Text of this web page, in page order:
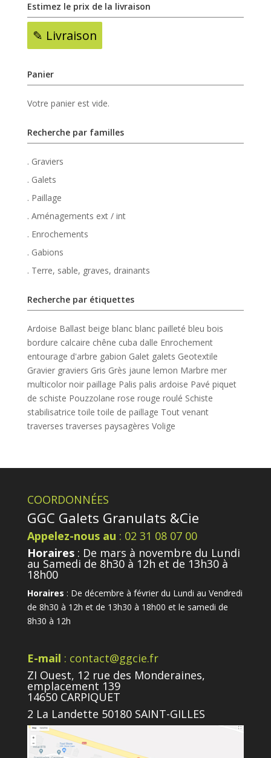
Estimez le prix de la livraison
✎ Livraison
Panier
Votre panier est vide.
Recherche par familles
. Graviers
. Galets
. Paillage
. Aménagements ext / int
. Enrochements
. Gabions
. Terre, sable, graves, drainants
Recherche par étiquettes
Ardoise Ballast beige blanc blanc pailleté bleu bois
bordure calcaire chêne cuba dalle Enrochement
entourage d'arbre gabion Galet galets Geotextile
Gravier graviers Gris Grès jaune lemon Marbre mer
multicolor noir paillage Palis palis ardoise Pavé piquet
de schiste Pouzzolane rose rouge roulé Schiste
stabilisatrice toile toile de paillage Tout venant
traverses traverses paysagères Volige
COORDONNÉES
GGC Galets Granulats &Cie
Appelez-nous au : 02 31 08 07 00
Horaires: De mars à novembre du Lundi
au Samedi de 8h30 à 12h et de 13h30 à
18h00
Horaires : De décembre à février du Lundi au Vendredi
de 8h30 à 12h et de 13h30 à 18h00 et le samedi de
8h30 à 12h
E-mail : contact@ggcie.fr
ZI Ouest, 12 rue des Monderaines,
emplacement 139
14650 CARPIQUET
2 La Landette 50180 SAINT-GILLES